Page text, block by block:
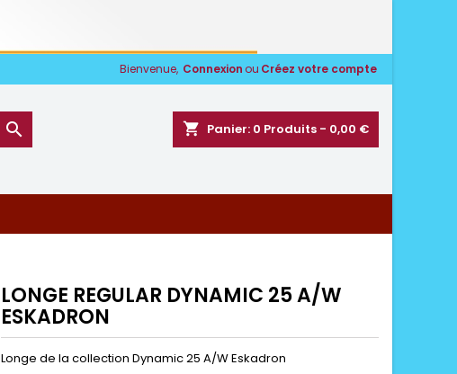
Bienvenue, Connexion ou Créez votre compte
shopping_cart Panier: 0 Produits - 0,00 €

LONGE REGULAR DYNAMIC 25 A/W
ESKADRON
Longe de la collection Dynamic 25 A/W Eskadron